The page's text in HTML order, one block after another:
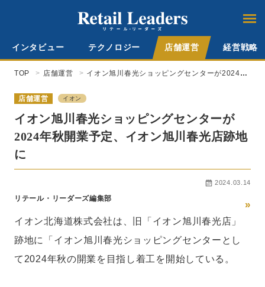
インタビュー テクノロジー 店舗運営 経営戦略
TOP 店舗運営
イオン旭川春光ショッピングセンターが2024年
店舗運営
イオン
イオン旭川春光ショッピングセンターが
2024年秋開業予定、イオン旭川春光店跡地
に
2024.03.14
リテール・リーダーズ編集部
»
イオン北海道株式会社は、旧「イオン旭川春光店」
跡地に「イオン旭川春光ショッピングセンターとし
て2024年秋の開業を目指し着工を開始している。